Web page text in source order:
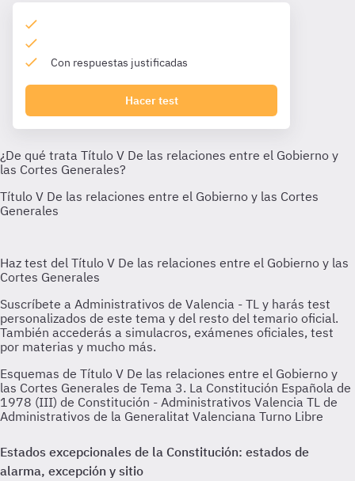
Con respuestas justificadas
Hacer test
Esquemas de Título V De las relaciones entre el Gobierno y
las Cortes Generales de Tema 3. La Constitución Española de
1978 (III) de Constitución - Administrativos Valencia TL de
Administrativos de la Generalitat Valenciana Turno Libre
Estados excepcionales de la Constitución: estados de
alarma, excepción y sitio